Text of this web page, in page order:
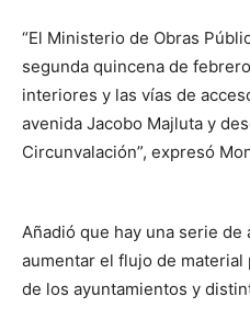
“El Ministerio de Obras
segunda quincena de
interiores y las vías de
avenida Jacobo Majluta y
Circunvalación”, expresó
Añadió que hay una serie
aumentar el flujo de
de los ayuntamientos y